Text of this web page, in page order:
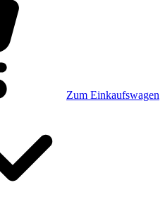
Zum Einkaufswagen